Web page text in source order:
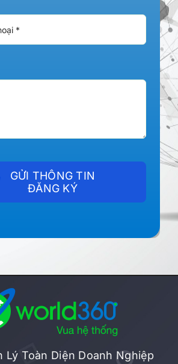
GỬI THÔNG TIN
ĐĂNG KÝ
Lý Toàn Diện Doanh Nghiệp